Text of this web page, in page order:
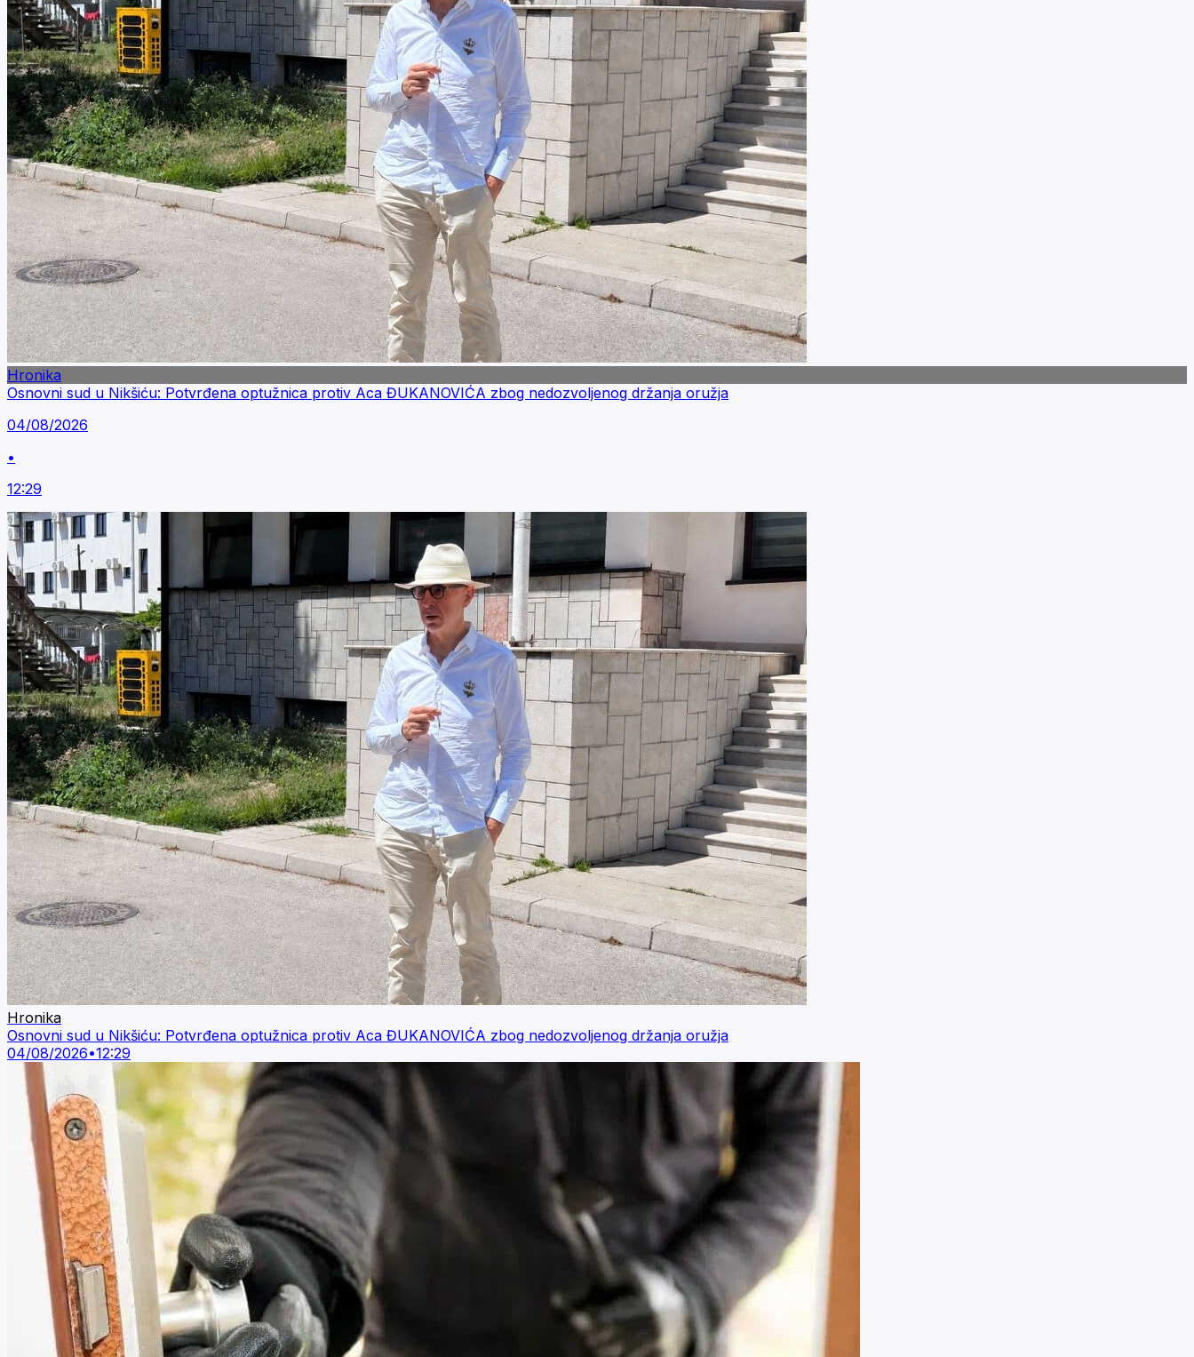
Hronika
Osnovni sud u Nikšiću: Potvrđena optužnica protiv Aca ĐUKANOVIĆA zbog nedozvoljenog držanja oružja
04/08/2026
•
12:29
Hronika
Osnovni sud u Nikšiću: Potvrđena optužnica protiv Aca ĐUKANOVIĆA zbog nedozvoljenog držanja oružja
04/08/2026•12:29